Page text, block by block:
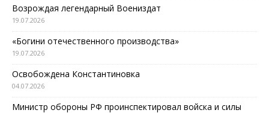
Возрождая легендарный Воениздат
19.07.2026
«Богини отечественного производства»
19.07.2026
Освобождена Константиновка
04.07.2026
Министр обороны РФ проинспектировал войска и силы